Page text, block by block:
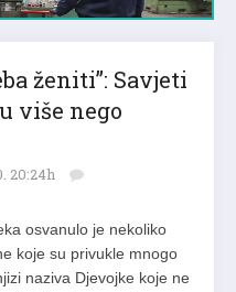
ženiti”: Savjeti
više nego
20:24h
osvanulo je nekoliko
koje su privukle mnogo
naziva Djevojke koje ne